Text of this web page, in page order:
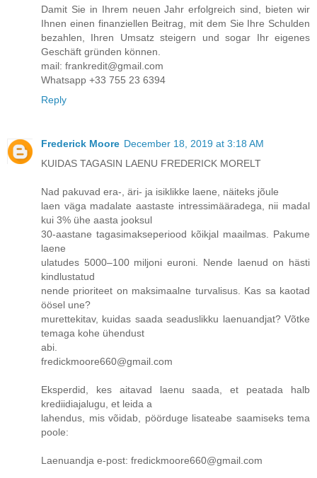
Damit Sie in Ihrem neuen Jahr erfolgreich sind, bieten wir
Ihnen einen finanziellen Beitrag, mit dem Sie Ihre Schulden
bezahlen, Ihren Umsatz steigern und sogar Ihr eigenes
Geschäft gründen können.
mail: frankredit@gmail.com
Whatsapp +33 755 23 6394
Reply
Frederick Moore December 18, 2019 at 3:18 AM
KUIDAS TAGASIN LAENU FREDERICK MORELT
Nad pakuvad era-, äri- ja isiklikke laene, näiteks jõule
laen väga madalate aastaste intressimääradega, nii madal
kui 3% ühe aasta jooksul
30-aastane tagasimakseperiood kõikjal maailmas. Pakume
laene
ulatudes 5000–100 miljoni euroni. Nende laenud on hästi
kindlustatud
nende prioriteet on maksimaalne turvalisus. Kas sa kaotad
öösel une?
murettekitav, kuidas saada seaduslikku laenuandjat? Võtke
temaga kohe ühendust
abi.
fredickmoore660@gmail.com
Eksperdid, kes aitavad laenu saada, et peatada halb
krediidiajalugu, et leida a
lahendus, mis võidab, pöörduge lisateabe saamiseks tema
poole:
Laenuandja e-post: fredickmoore660@gmail.com